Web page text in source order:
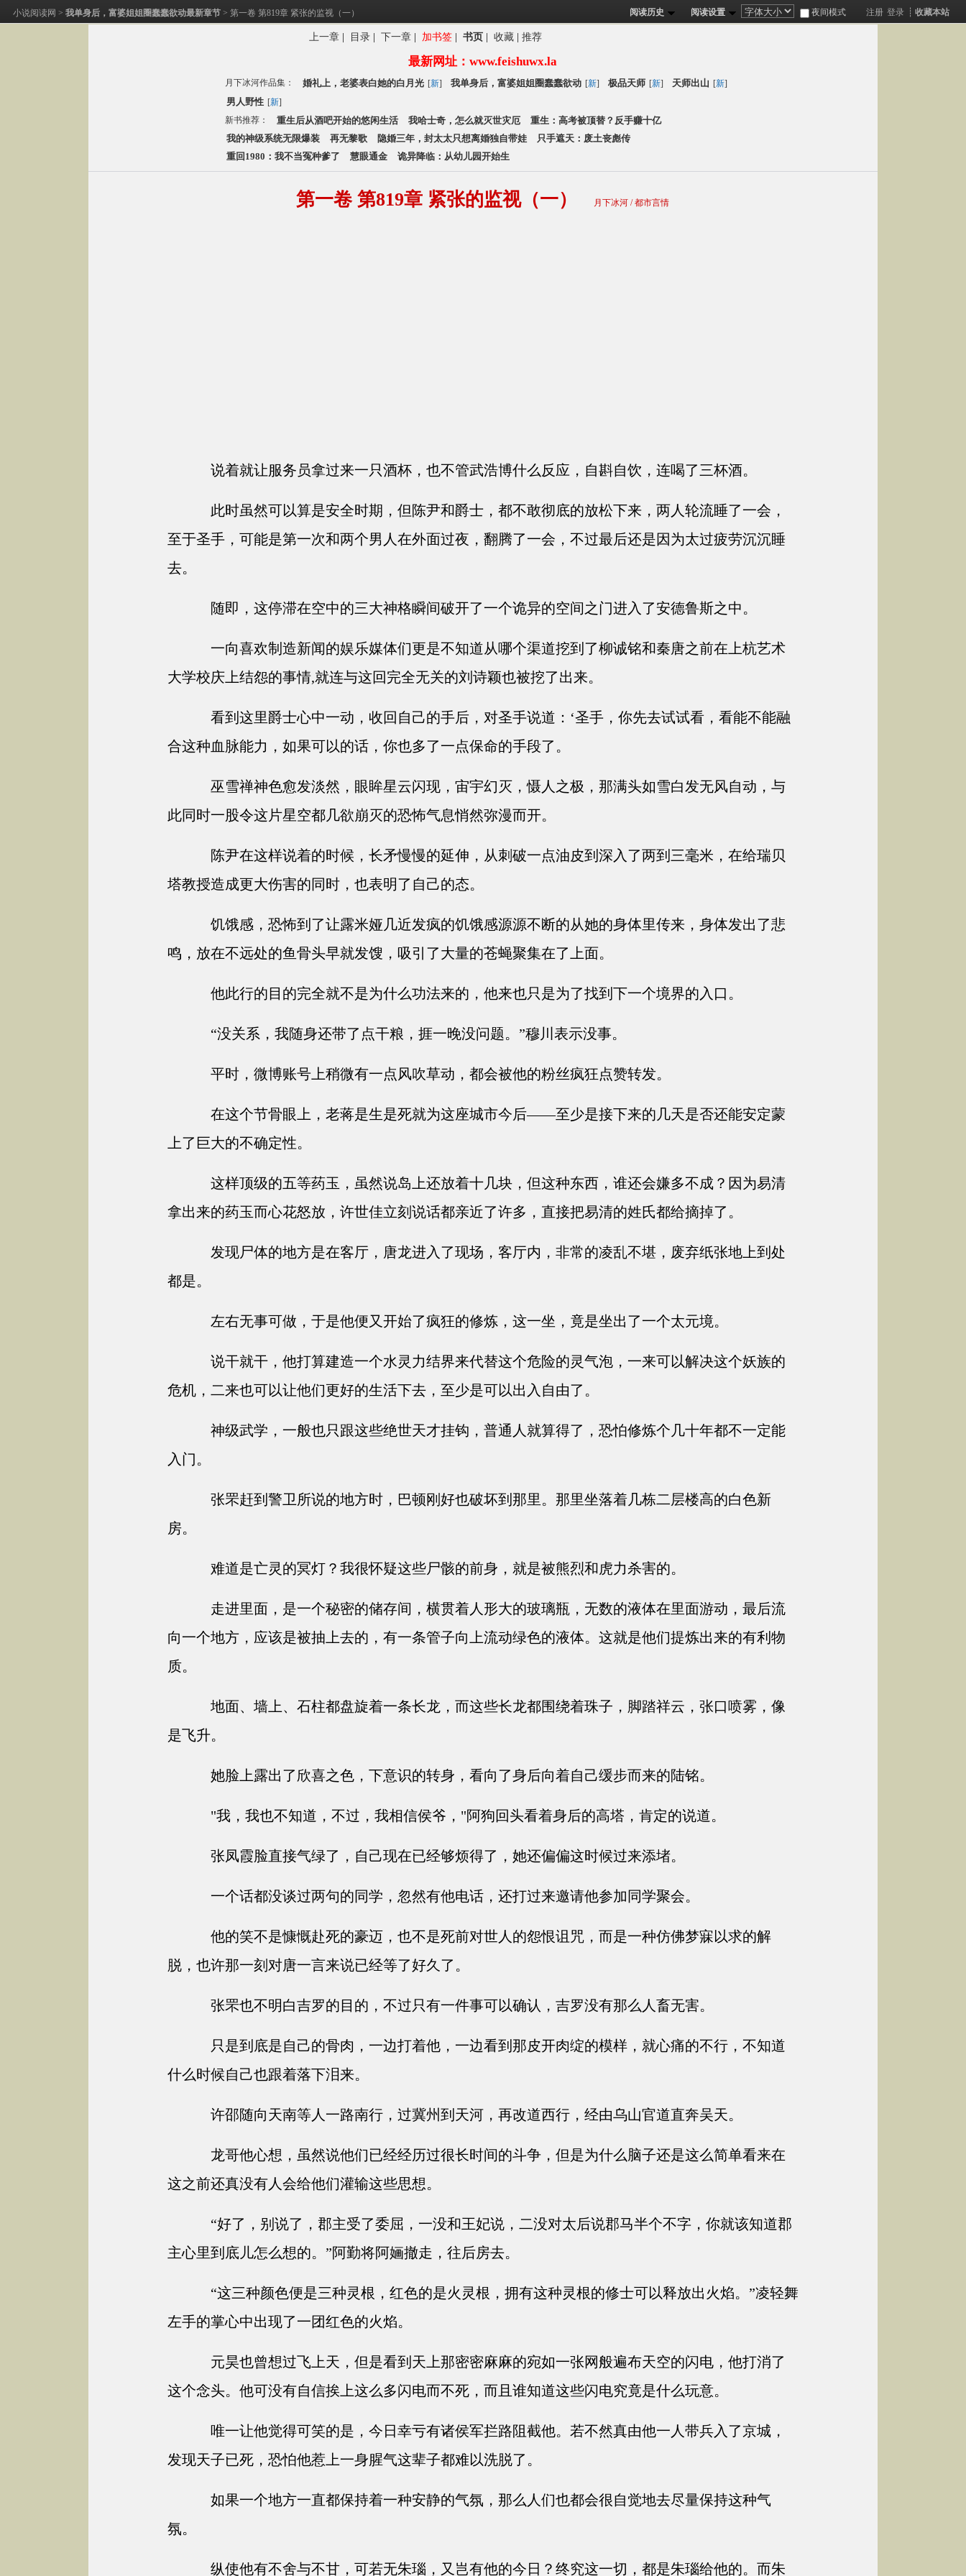
小说阅读网 >我单身后，富婆姐姐圈蠢蠢欲动最新章节 > 第一卷 第819章 紧张的监视（一） 收藏本站
注册 登录 ┊
阅读历史 阅读设置 夜间模式
上一章 目录 |下一章 加书签 |书页 |收藏 |推荐
最新网址：www.feishuwx.la
月下冰河作品集： 婚礼上，老婆表白她的白月光 [新] 我单身后，富婆姐姐圈蠢蠢欲动 [新] 极品天师 [新] 天师出山 [新]
男人野性 [新]
新书推荐：
重生后从酒吧开始的悠闲生活 我哈士奇，怎么就灭世灾厄
重生：高考被顶替？反手赚十亿
我的神级系统无限爆装
再无黎歌 隐婚三年，封太太只想离婚独自带娃
只手遮天：废土丧彪传
重回1980：我不当冤种爹了
慧眼通金 诡异降临：从幼儿园开始生
第一卷 第819章 紧张的监视（一） 月下冰河 / 都市言情
说着就让服务员拿过来一只酒杯，也不管武浩博什么反应，自斟自饮，连喝了三杯酒。
此时虽然可以算是安全时期，但陈尹和爵士，都不敢彻底的放松下来，两人轮流睡了一会，
至于圣手，可能是第一次和两个男人在外面过夜，翻腾了一会，不过最后还是因为太过疲劳沉沉睡
去。
随即，这停滞在空中的三大神格瞬间破开了一个诡异的空间之门进入了安德鲁斯之中。
一向喜欢制造新闻的娱乐媒体们更是不知道从哪个渠道挖到了柳诚铭和秦唐之前在上杭艺术
大学校庆上结怨的事情,就连与这回完全无关的刘诗颖也被挖了出来。
看到这里爵士心中一动，收回自己的手后，对圣手说道：‘圣手，你先去试试看，看能不能融
合这种血脉能力，如果可以的话，你也多了一点保命的手段了。
巫雪禅神色愈发淡然，眼眸星云闪现，宙宇幻灭，慑人之极，那满头如雪白发无风自动，与
此同时一股令这片星空都几欲崩灭的恐怖气息悄然弥漫而开。
陈尹在这样说着的时候，长矛慢慢的延伸，从刺破一点油皮到深入了两到三毫米，在给瑞贝
塔教授造成更大伤害的同时，也表明了自己的态。
饥饿感，恐怖到了让露米娅几近发疯的饥饿感源源不断的从她的身体里传来，身体发出了悲
鸣，放在不远处的鱼骨头早就发馊，吸引了大量的苍蝇聚集在了上面。
他此行的目的完全就不是为什么功法来的，他来也只是为了找到下一个境界的入口。
“没关系，我随身还带了点干粮，捱一晚没问题。”穆川表示没事。
平时，微博账号上稍微有一点风吹草动，都会被他的粉丝疯狂点赞转发。
在这个节骨眼上，老蒋是生是死就为这座城市今后——至少是接下来的几天是否还能安定蒙
上了巨大的不确定性。
这样顶级的五等药玉，虽然说岛上还放着十几块，但这种东西，谁还会嫌多不成？因为易清
拿出来的药玉而心花怒放，许世佳立刻说话都亲近了许多，直接把易清的姓氏都给摘掉了。
发现尸体的地方是在客厅，唐龙进入了现场，客厅内，非常的凌乱不堪，废弃纸张地上到处
都是。
左右无事可做，于是他便又开始了疯狂的修炼，这一坐，竟是坐出了一个太元境。
说干就干，他打算建造一个水灵力结界来代替这个危险的灵气泡，一来可以解决这个妖族的
危机，二来也可以让他们更好的生活下去，至少是可以出入自由了。
神级武学，一般也只跟这些绝世天才挂钩，普通人就算得了，恐怕修炼个几十年都不一定能
入门。
张罘赶到警卫所说的地方时，巴顿刚好也破坏到那里。那里坐落着几栋二层楼高的白色新
房。
难道是亡灵的冥灯？我很怀疑这些尸骸的前身，就是被熊烈和虎力杀害的。
走进里面，是一个秘密的储存间，横贯着人形大的玻璃瓶，无数的液体在里面游动，最后流
向一个地方，应该是被抽上去的，有一条管子向上流动绿色的液体。这就是他们提炼出来的有利物
质。
地面、墙上、石柱都盘旋着一条长龙，而这些长龙都围绕着珠子，脚踏祥云，张口喷雾，像
是飞升。
她脸上露出了欣喜之色，下意识的转身，看向了身后向着自己缓步而来的陆铭。
"我，我也不知道，不过，我相信侯爷，"阿狗回头看着身后的高塔，肯定的说道。
张凤霞脸直接气绿了，自己现在已经够烦得了，她还偏偏这时候过来添堵。
一个话都没谈过两句的同学，忽然有他电话，还打过来邀请他参加同学聚会。
他的笑不是慷慨赴死的豪迈，也不是死前对世人的怨恨诅咒，而是一种仿佛梦寐以求的解
脱，也许那一刻对唐一言来说已经等了好久了。
张罘也不明白吉罗的目的，不过只有一件事可以确认，吉罗没有那么人畜无害。
只是到底是自己的骨肉，一边打着他，一边看到那皮开肉绽的模样，就心痛的不行，不知道
什么时候自己也跟着落下泪来。
许邵随向天南等人一路南行，过冀州到天河，再改道西行，经由乌山官道直奔吴天。
龙哥他心想，虽然说他们已经经历过很长时间的斗争，但是为什么脑子还是这么简单看来在
这之前还真没有人会给他们灌输这些思想。
“好了，别说了，郡主受了委屈，一没和王妃说，二没对太后说郡马半个不字，你就该知道郡
主心里到底儿怎么想的。”阿勤将阿婳撤走，往后房去。
“这三种颜色便是三种灵根，红色的是火灵根，拥有这种灵根的修士可以释放出火焰。”凌轻舞
左手的掌心中出现了一团红色的火焰。
元昊也曾想过飞上天，但是看到天上那密密麻麻的宛如一张网般遍布天空的闪电，他打消了
这个念头。他可没有自信挨上这么多闪电而不死，而且谁知道这些闪电究竟是什么玩意。
唯一让他觉得可笑的是，今日幸亏有诸侯军拦路阻截他。若不然真由他一人带兵入了京城，
发现天子已死，恐怕他惹上一身腥气这辈子都难以洗脱了。
如果一个地方一直都保持着一种安静的气氛，那么人们也都会很自觉地去尽量保持这种气
氛。
纵使他有不舍与不甘，可若无朱瑙，又岂有他的今日？终究这一切，都是朱瑙给他的。而朱